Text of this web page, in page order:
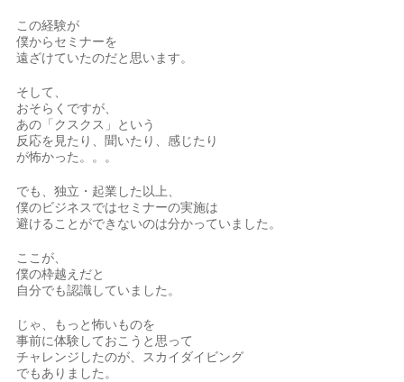
この経験が
僕からセミナーを
遠ざけていたのだと思います。
そして、
おそらくですが、
あの「クスクス」という
反応を見たり、聞いたり、感じたり
が怖かった。。。
でも、独立・起業した以上、
僕のビジネスではセミナーの実施は
避けることができないのは分かっていました。
ここが、
僕の枠越えだと
自分でも認識していました。
じゃ、もっと怖いものを
事前に体験しておこうと思って
チャレンジしたのが、スカイダイビング
でもありました。